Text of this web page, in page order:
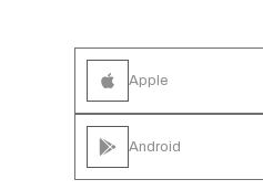
Apple
Android